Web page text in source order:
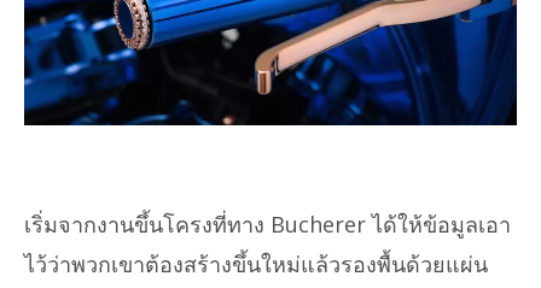
เริ่มจากงานขึ้นโครงที่ทาง Bucherer ได้ให้ข้อมูลเอา
ไว้ว่าพวกเขาต้องสร้างขึ้นใหม่แล้วรองพื้นด้วยแผ่น